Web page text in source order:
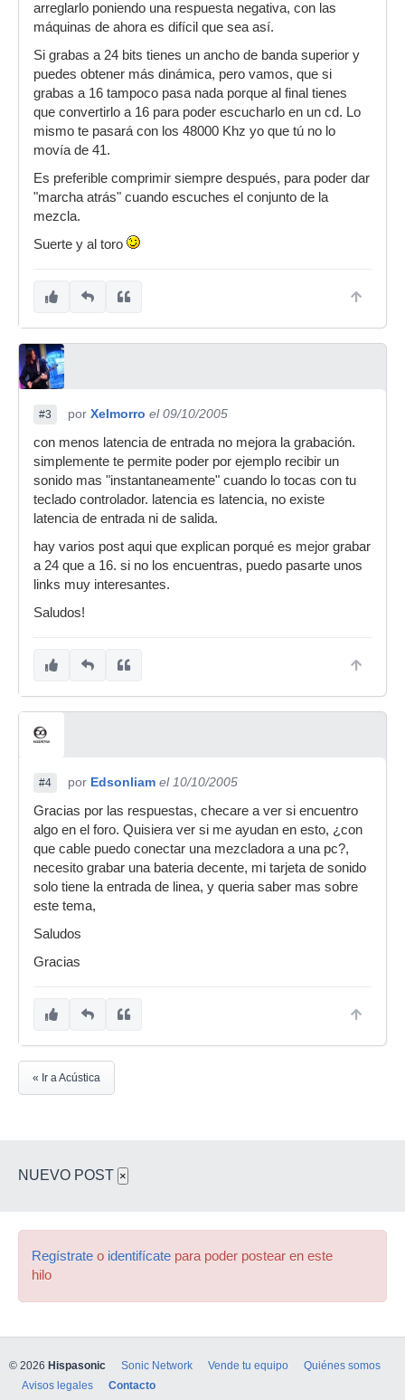
arreglarlo poniendo una respuesta negativa, con las
máquinas de ahora es difícil que sea así.
Si grabas a 24 bits tienes un ancho de banda superior y
puedes obtener más dinámica, pero vamos, que si
grabas a 16 tampoco pasa nada porque al final tienes
que convertirlo a 16 para poder escucharlo en un cd. Lo
mismo te pasará con los 48000 Khz yo que tú no lo
movía de 41.
Es preferible comprimir siempre después, para poder dar
"marcha atrás" cuando escuches el conjunto de la
mezcla.
Suerte y al toro
#3 por Xelmorro el 09/10/2005
con menos latencia de entrada no mejora la grabación.
simplemente te permite poder por ejemplo recibir un
sonido mas "instantaneamente" cuando lo tocas con tu
teclado controlador. latencia es latencia, no existe
latencia de entrada ni de salida.
hay varios post aqui que explican porqué es mejor grabar
a 24 que a 16. si no los encuentras, puedo pasarte unos
links muy interesantes.
Saludos!
#4 por Edsonliam el 10/10/2005
Gracias por las respuestas, checare a ver si encuentro
algo en el foro. Quisiera ver si me ayudan en esto, ¿con
que cable puedo conectar una mezcladora a una pc?,
necesito grabar una bateria decente, mi tarjeta de sonido
solo tiene la entrada de linea, y queria saber mas sobre
este tema,
Saludos
Gracias
« Ir a Acústica
NUEVO POST ×
Regístrate o identifícate para poder postear en este
hilo
© 2026 Hispasonic Sonic Network Vende tu equipo
Quiénes somos
Avisos legales
Contacto